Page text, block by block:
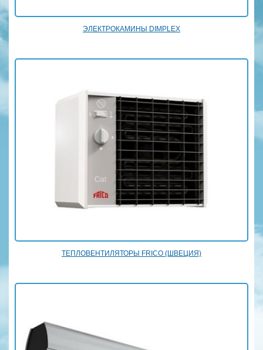
ЭЛЕКТРОКАМИНЫ DIMPLEX
ТЕПЛОВЕНТИЛЯТОРЫ FRICO (ШВЕЦИЯ)